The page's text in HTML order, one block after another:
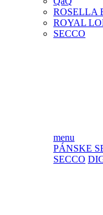
ROSELLA
ROYAL
SECCO
menu
PÁNSKE
SECCO